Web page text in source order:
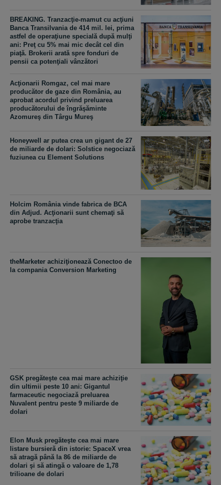
BREAKING. Tranzacţie-mamut cu acţiuni
Banca Transilvania de 414 mil. lei, prima
astfel de operaţiune specială după mulţi
ani: Preţ cu 5% mai mic decât cel din
piaţă. Brokerii arată spre fonduri de
pensii ca potenţiali vânzători
Acţionarii Romgaz, cel mai mare
producător de gaze din România, au
aprobat acordul privind preluarea
producătorului de îngrăşăminte
Azomureş din Târgu Mureş
Honeywell ar putea crea un gigant de 27
de miliarde de dolari: Solstice negociază
fuziunea cu Element Solutions
Holcim România vinde fabrica de BCA
din Adjud. Acţionarii sunt chemaţi să
aprobe tranzacţia
theMarketer achiziţionează Conectoo de
la compania Conversion Marketing
GSK pregăteşte cea mai mare achiziţie
din ultimii peste 10 ani: Gigantul
farmaceutic negociază preluarea
Nuvalent pentru peste 9 miliarde de
dolari
Elon Musk pregăteşte cea mai mare
listare bursieră din istorie: SpaceX vrea
să atragă până la 86 de miliarde de
dolari şi să atingă o valoare de 1,78
trilioane de dolari